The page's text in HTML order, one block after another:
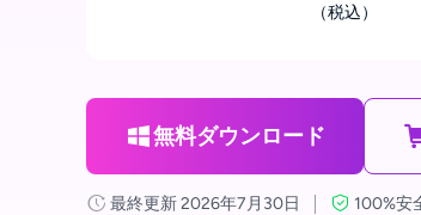
（税込）
無料ダウンロード
最終更新 2026年7月30日 100%安